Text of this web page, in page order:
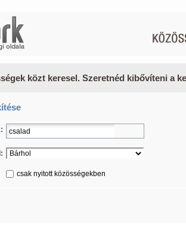
közt keresel. Szeretnéd kibővíteni a
csak nyitott közösségekben